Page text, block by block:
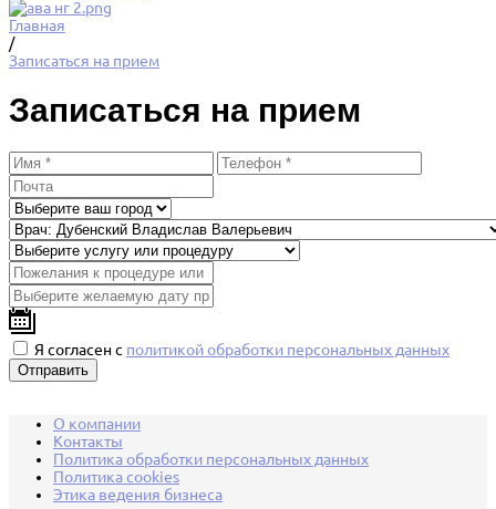
Главная
/
Записаться на прием
Записаться на прием
Я согласен с политикой обработки персональных данных
О компании
Контакты
Политика обработки персональных данных
Политика cookies
Этика ведения бизнеса